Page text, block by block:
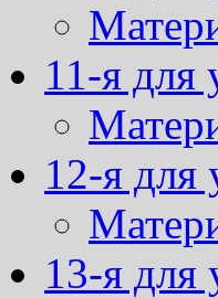
11-я для
12-я для
13-я для